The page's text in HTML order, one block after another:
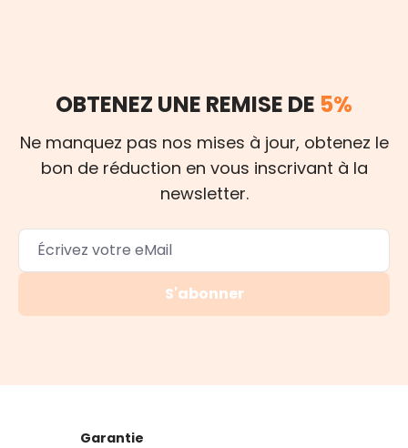
OBTENEZ UNE REMISE DE 5%
Ne manquez pas nos mises à jour, obtenez le
bon de réduction en vous inscrivant à la
newsletter.
S'abonner
Garantie